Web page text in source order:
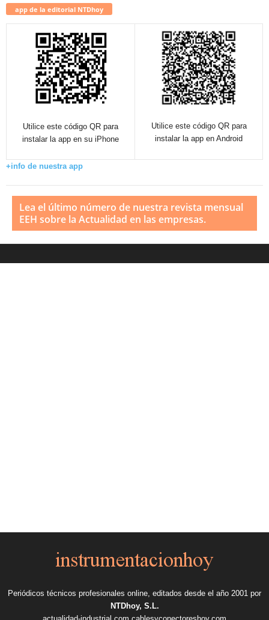
app de la editorial NTDhoy
Utilice este código QR para
instalar la app en su iPhone
Utilice este código QR para
instalar la app en Android
+info de nuestra app
Lea el último número de nuestra revista mensual
EEH sobre la Actualidad en las empresas.
Periódicos técnicos profesionales online, editados desde el año 2001 por
NTDhoy, S.L.